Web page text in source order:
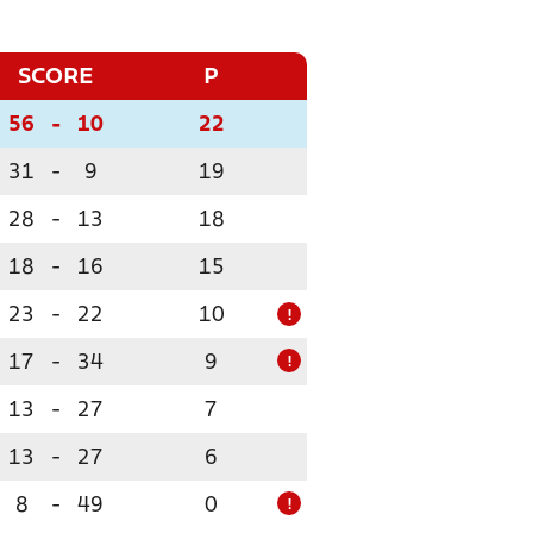
SCORE P
56 - 10 22
31 - 9 19
28 - 13 18
18 - 16 15
23 - 22 10 !
17 - 34 9 !
13 - 27 7
13 - 27 6
8 - 49 0 !